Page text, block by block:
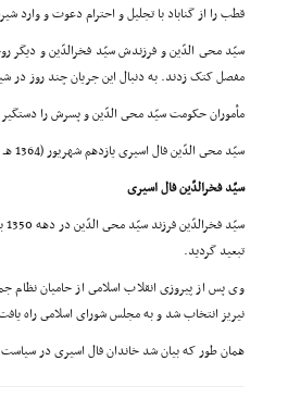
قطب را از گناباد با تجلیل و احترام دعوت و وارد
سیّد محى الدّین و فرزندش سیّد فخرالدّین و دیگر
مفصل کتک زدند. به دنبال این جریان چند روز در
مأموران حکومت سیّد محى الدّین و پسرش را
سیّد محى الدّین فال اسیرى یازدهم شهریور (1364 هـ .ش.) وفات یافت و در آرامگاه نیریز فارس به خاک سپرده شد.
سیّد فخرالدّین فال اسیرى
تبعید گردید.
وى پس از پیروزى انقلاب اسلامى از حامیان نظام
نیریز انتخاب شد و به مجلس شوراى اسلامى راه
همان طور که بیان شد خاندان فال اسیرى در